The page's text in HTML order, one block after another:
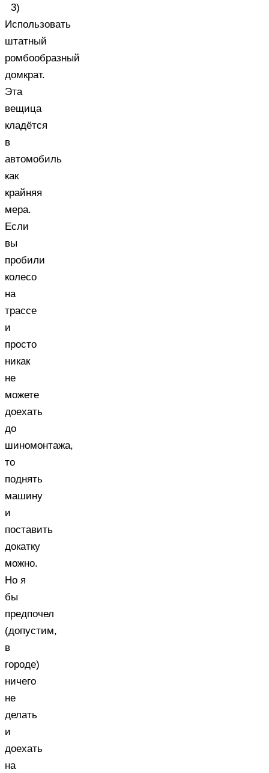
3)
Использовать
штатный
ромбообразный
домкрат.
Эта
вещица
кладётся
в
автомобиль
как
крайняя
мера.
Если
вы
пробили
колесо
на
трассе
и
просто
никак
не
можете
доехать
до
шиномонтажа,
то
поднять
машину
и
поставить
докатку
можно.
Но я
бы
предпочел
(допустим,
в
городе)
ничего
не
делать
и
доехать
на